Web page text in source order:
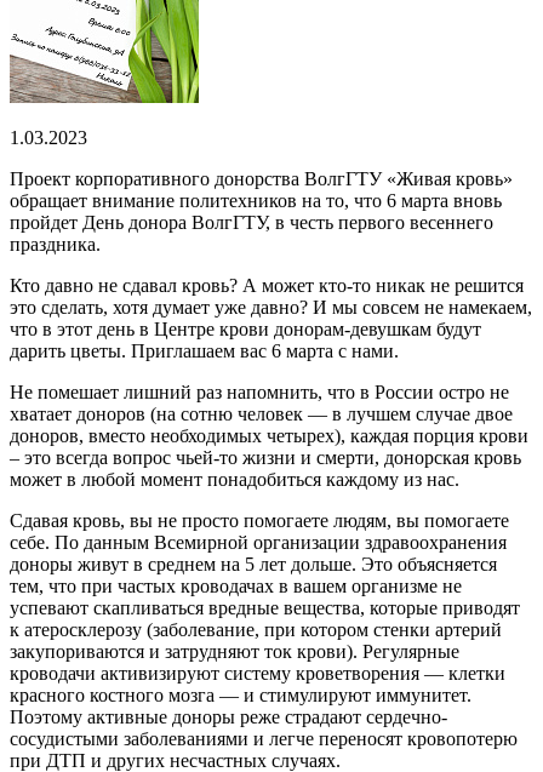
1.03.2023
Проект корпоративного донорства ВолгГТУ «Живая кровь»
обращает внимание политехников на то, что 6 марта вновь
пройдет День донора ВолгГТУ, в честь первого весеннего
праздника.
Кто давно не сдавал кровь? А может кто-то никак не решится
это сделать, хотя думает уже давно? И мы совсем не намекаем,
что в этот день в Центре крови донорам-девушкам будут
дарить цветы. Приглашаем вас 6 марта с нами.
Не помешает лишний раз напомнить, что в России остро не
хватает доноров (на сотню человек — в лучшем случае двое
доноров, вместо необходимых четырех), каждая порция крови
– это всегда вопрос чьей-то жизни и смерти, донорская кровь
может в любой момент понадобиться каждому из нас.
Сдавая кровь, вы не просто помогаете людям, вы помогаете
себе. По данным Всемирной организации здравоохранения
доноры живут в среднем на 5 лет дольше. Это объясняется
тем, что при частых кроводачах в вашем организме не
успевают скапливаться вредные вещества, которые приводят
к атеросклерозу (заболевание, при котором стенки артерий
закупориваются и затрудняют ток крови). Регулярные
кроводачи активизируют систему кроветворения — клетки
красного костного мозга — и стимулируют иммунитет.
Поэтому активные доноры реже страдают сердечно-
сосудистыми заболеваниями и легче переносят кровопотерю
при ДТП и других несчастных случаях.